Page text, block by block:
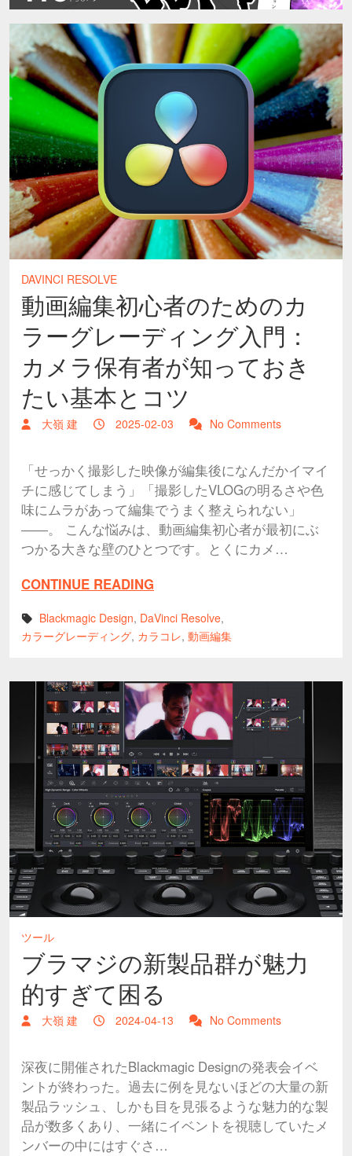
DAVINCI RESOLVE
動画編集初心者のためのカ
ラーグレーディング入門：
カメラ保有者が知っておき
たい基本とコツ
大嶺 建 2025-02-03 No Comments
「せっかく撮影した映像が編集後になんだかイマイ
チに感じてしまう」「撮影したVLOGの明るさや色
味にムラがあって編集でうまく整えられない」
――。 こんな悩みは、動画編集初心者が最初にぶ
つかる大きな壁のひとつです。とくにカメ…
CONTINUE READING
Blackmagic Design, DaVinci Resolve,
カラーグレーディング, カラコレ, 動画編集
ツール
ブラマジの新製品群が魅力
的すぎて困る
大嶺 建 2024-04-13 No Comments
深夜に開催されたBlackmagic Designの発表会イベ
ントが終わった。過去に例を見ないほどの大量の新
製品ラッシュ、しかも目を見張るような魅力的な製
品が数多くあり、一緒にイベントを視聴していたメ
ンバーの中にはすぐさ…